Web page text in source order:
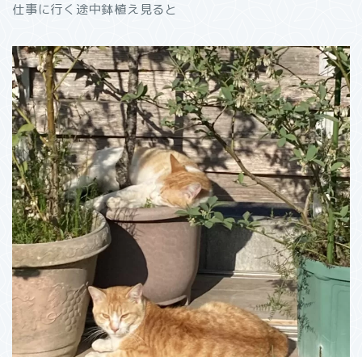
仕事に行く途中鉢植え見ると